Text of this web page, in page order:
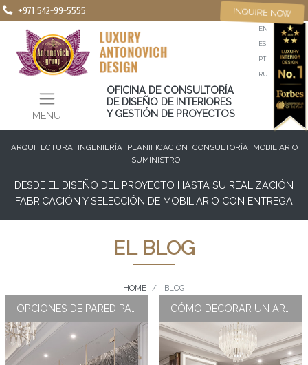
+971 542-99-5555
MENU
EN
ES
PT
RU
OFICINA DE CONSULTORÍA
DE DISEÑO DE INTERIORES
Y GESTIÓN DE PROYECTOS
INQUIRE NOW
ARQUITECTURA INGENIERÍA PLANIFICACIÓN CONSULTORÍA
MOBILIARIO
SUMINISTRO
DESDE EL DISEÑO DEL PROYECTO HASTA SU REALIZACIÓN
FABRICACIÓN Y SELECCIÓN DE MOBILIARIO CON ENTREGA
EL BLOG
HOME BLOG